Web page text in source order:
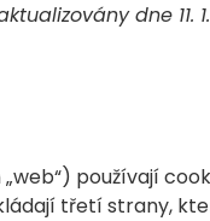
dne
„web“) používají
třetí strany,